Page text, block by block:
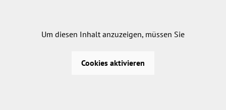
Um diesen Inhalt anzuzeigen, müssen Sie
Cookies aktivieren